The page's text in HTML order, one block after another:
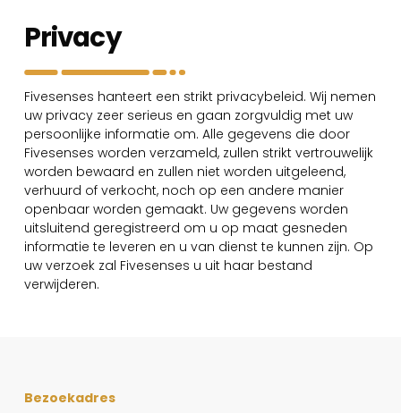
Privacy
Fivesenses hanteert een strikt privacybeleid. Wij nemen
uw privacy zeer serieus en gaan zorgvuldig met uw
persoonlijke informatie om. Alle gegevens die door
Fivesenses worden verzameld, zullen strikt vertrouwelijk
worden bewaard en zullen niet worden uitgeleend,
verhuurd of verkocht, noch op een andere manier
openbaar worden gemaakt. Uw gegevens worden
uitsluitend geregistreerd om u op maat gesneden
informatie te leveren en u van dienst te kunnen zijn. Op
uw verzoek zal Fivesenses u uit haar bestand
verwijderen.
Bezoekadres